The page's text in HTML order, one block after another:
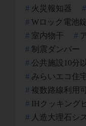
火災報知器
Wロック電池錠
室内物干
制震ダンパー
公共施設10分
みらいエコ住
複数路線利用
IHクッキング
人造大理石シ